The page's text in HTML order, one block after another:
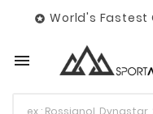
 World's Fastest
